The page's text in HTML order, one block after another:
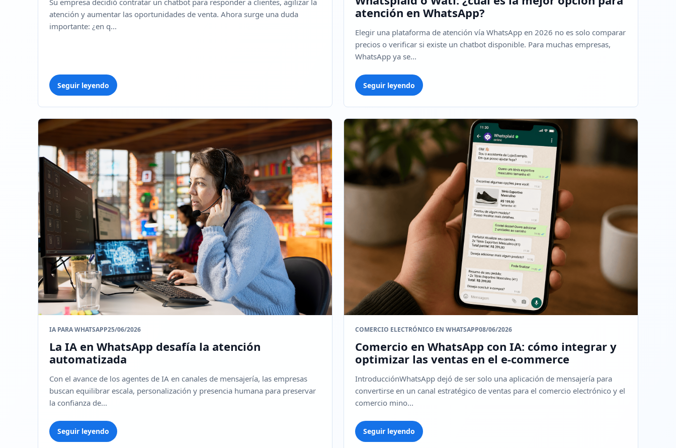
atención y aumentar las oportunidades de venta. Ahora surge una duda
importante: ¿en q...
Seguir leyendo
atención en WhatsApp?
Elegir una plataforma de atención vía WhatsApp en 2026 no es solo comparar
precios o verificar si existe un chatbot disponible. Para muchas empresas,
WhatsApp ya se...
Seguir leyendo
IA PARA WHATSAPP25/06/2026
La IA en WhatsApp desafía la atención
automatizada
Con el avance de los agentes de IA en canales de mensajería, las empresas
buscan equilibrar escala, personalización y presencia humana para preservar
la confianza de...
Seguir leyendo
COMERCIO ELECTRÓNICO EN WHATSAPP08/06/2026
Comercio en WhatsApp con IA: cómo integrar y
optimizar las ventas en el e-commerce
IntroducciónWhatsApp dejó de ser solo una aplicación de mensajería para
convertirse en un canal estratégico de ventas para el comercio electrónico y el
comercio mino...
Seguir leyendo